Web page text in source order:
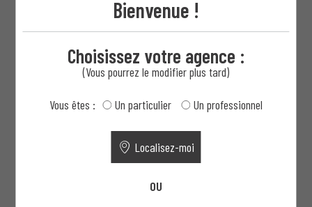
Clôtures et Portails du Douaisis
professionnelle, en passant par des conseils personnalisés et
des garanties solides. Grâce à notre expertise, vous avez
durabilité.
devis gratuit ou pour toute question :Clôtures et Portails du
Bienvenue !
Choisissez votre agence :
(Vous pourrez le modifier plus tard)
Vous êtes : Un particulier Un professionnel
Localisez-moi
OU